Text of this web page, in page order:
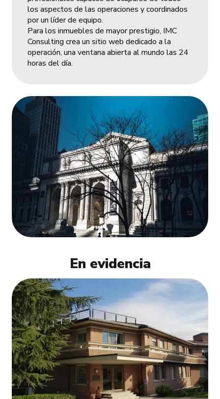
los aspectos de las operaciones y coordinados
por un líder de equipo.
Para los inmuebles de mayor prestigio, IMC
Consulting crea un sitio web dedicado a la
operación, una ventana abierta al mundo las 24
horas del día.
En evidencia